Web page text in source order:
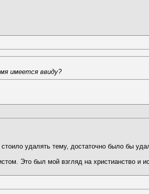
имеется ввиду?
удалять тему, достаточно было бы
Это был мой взгляд на христианство